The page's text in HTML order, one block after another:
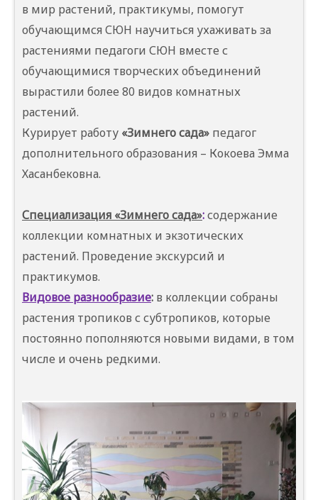
в мир растений, практикумы, помогут
обучающимся СЮН научиться ухаживать за
растениями педагоги СЮН вместе с
обучающимися творческих объединений
вырастили более 80 видов комнатных
растений.
Курирует работу «Зимнего сада» педагог
дополнительного образования – Кокоева Эмма
Хасанбековна.
Специализация «Зимнего сада»:содержание
коллекции комнатных и экзотических
растений. Проведение экскурсий и
практикумов.
Видовое разнообразие: в коллекции собраны
растения тропиков с субтропиков, которые
постоянно пополняются новыми видами, в том
числе и очень редкими.